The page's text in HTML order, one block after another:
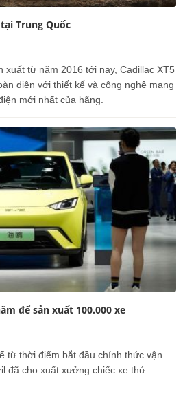
Trung Quốc
xuất từ năm 2016 tới nay, Cadillac XT5
diện với thiết kế và công nghệ mang
mới nhất của hãng.
để sản xuất 100.000 xe
từ thời điểm bắt đầu chính thức vận
đã cho xuất xưởng chiếc xe thứ